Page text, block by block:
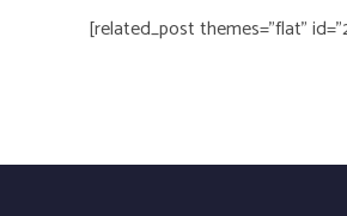
[related_post themes="flat"